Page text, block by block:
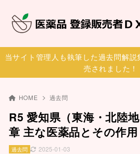
当サイト管理人も執筆した過去問解
売されました！
HOME 過去問
R5 愛知県（東海・北陸
章 主な医薬品とその作用
2025-01-03
過去問